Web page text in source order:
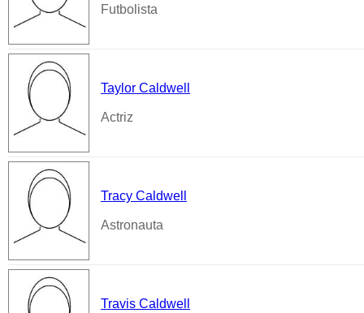
Futbolista
Taylor Caldwell
Actriz
Tracy Caldwell
Astronauta
Travis Caldwell